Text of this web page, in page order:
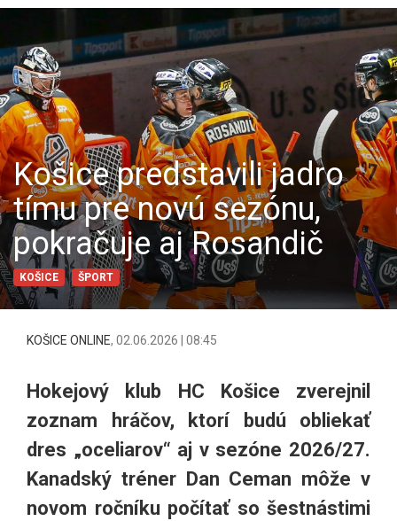
Košice predstavili jadro
tímu pre novú sezónu,
pokračuje aj Rosandič
KOŠICE ŠPORT
KOŠICE ONLINE, 02.06.2026 | 08:45
Hokejový klub HC Košice zverejnil
zoznam hráčov, ktorí budú obliekať
dres „oceliarov“ aj v sezóne 2026/27.
Kanadský tréner Dan Ceman môže v
novom ročníku počítať so šestnástimi